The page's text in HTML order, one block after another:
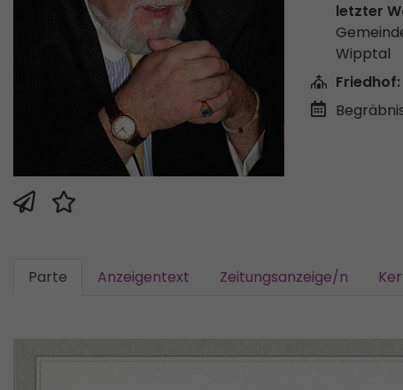
letzter
Wipptal
Friedhof:
Parte Anzeigentext Zeitungsanzeige/n